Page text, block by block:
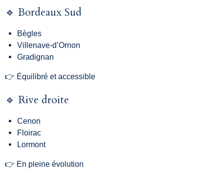
🔹 Bordeaux Sud
Bègles
Villenave-d’Ornon
Gradignan
👉 Équilibré et accessible
🔹 Rive droite
Cenon
Floirac
Lormont
👉 En pleine évolution